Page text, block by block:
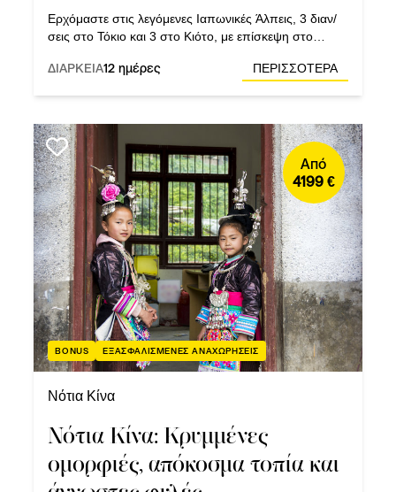
Ερχόμαστε στις λεγόμενες Ιαπωνικές Άλπεις, 3 διαν/
σεις στο Τόκιο και 3 στο Κιότο, με επίσκεψη στο
ΔΙΑΡΚΕΙΑ12 ημέρες ΠΕΡΙΣΣΟΤΕΡΑ
Από
4199 €
BONUS ΕΞΑΣΦΑΛΙΣΜΕΝΕΣ ΑΝΑΧΩΡΗΣΕΙΣ
Νότια Κίνα
Νότια Κίνα: Κρυμμένες
ομορφιές, απόκοσμα τοπία και